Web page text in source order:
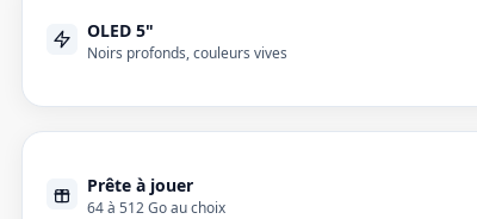
OLED 5"
Noirs profonds, couleurs vives
Prête à jouer
64 à 512 Go au choix